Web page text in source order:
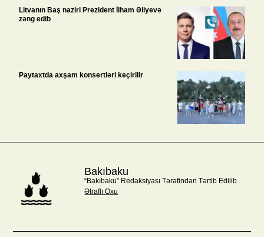
Litvanın Baş naziri Prezident İlham Əliyevə
zəng edib
Paytaxtda axşam konsertləri keçirilir
Bakıbaku
“Bakıbaku” Redaksiyası Tərəfindən Tərtib Edilib
Ətraflı Oxu